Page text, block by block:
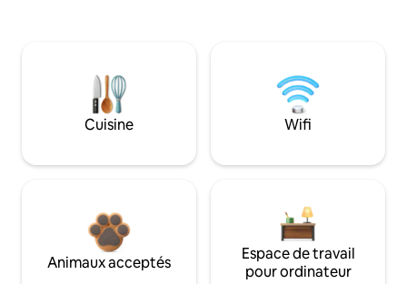
Cuisine Wifi
Animaux acceptés
Espace de travail
pour ordinateur